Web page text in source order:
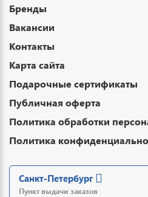
Бренды
Вакансии
Контакты
Карта сайта
Подарочные сертификаты
Публичная оферта
Политика обработки
Политика
Санкт-Петербург
Пункт выдачи заказов